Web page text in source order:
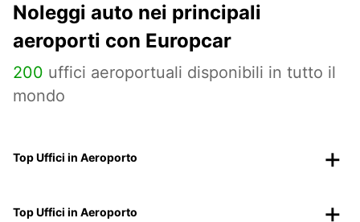
Noleggi auto nei principali
aeroporti con Europcar
200 uffici aeroportuali disponibili in tutto il
mondo
Top Uffici in Aeroporto
Top Uffici in Aeroporto